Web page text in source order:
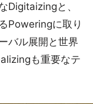
Digitaizingと、
Poweringに取り
バル展開と世界
も重要なテ